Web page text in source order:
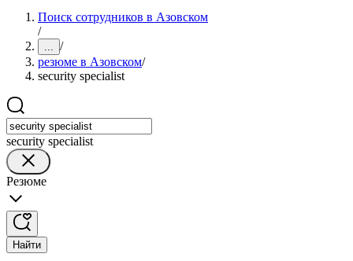
Поиск сотрудников в Азовском
/
... /
резюме в Азовском/
security specialist
security specialist
Резюме
Найти